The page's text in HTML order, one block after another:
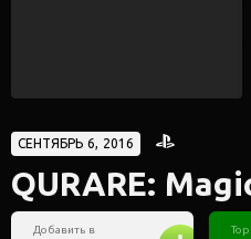
СЕНТЯБРЬ 6, 2016
QURARE:
Добавить в